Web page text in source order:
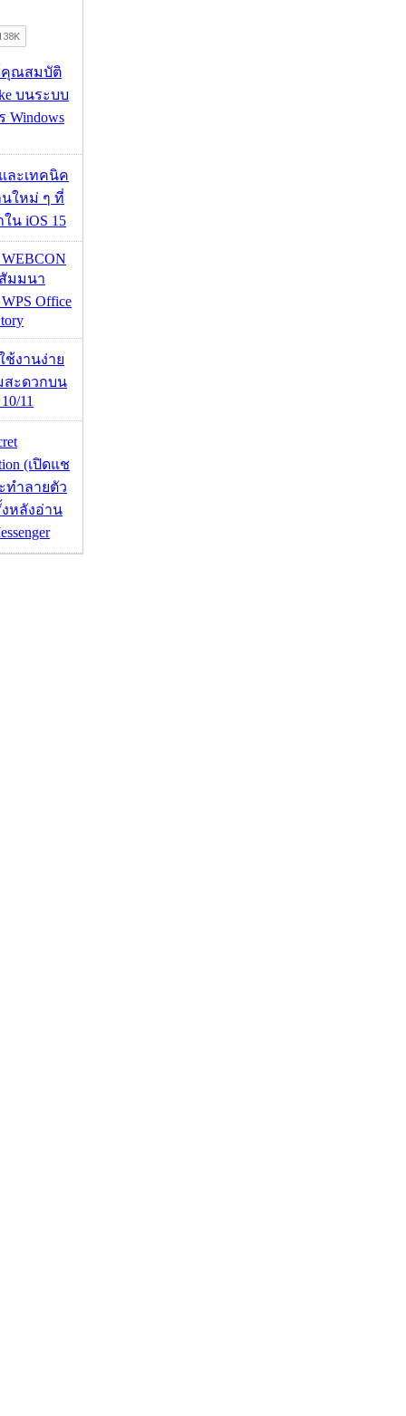
คุณสมบัติ
บนระบบ
Windows
ละเทคนิค
ใหม่ ๆ ที่
น iOS 15
WEBCON
มมนา
Office
ช้งานง่าย
สะดวกบน
11
(เปิดแช
ทำลายตัว
หลังอ่าน